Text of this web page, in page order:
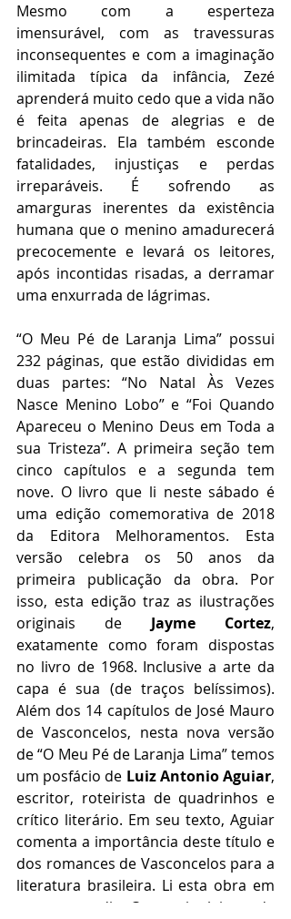
Mesmo com a esperteza
imensurável, com as travessuras
inconsequentes e com a imaginação
ilimitada típica da infância, Zezé
aprenderá muito cedo que a vida não
é feita apenas de alegrias e de
brincadeiras. Ela também esconde
fatalidades, injustiças e perdas
irreparáveis. É sofrendo as
amarguras inerentes da existência
humana que o menino amadurecerá
precocemente e levará os leitores,
após incontidas risadas, a derramar
uma enxurrada de lágrimas.
“O Meu Pé de Laranja Lima” possui
232 páginas, que estão divididas em
duas partes: “No Natal Às Vezes
Nasce Menino Lobo” e “Foi Quando
Apareceu o Menino Deus em Toda a
sua Tristeza”. A primeira seção tem
cinco capítulos e a segunda tem
nove. O livro que li neste sábado é
uma edição comemorativa de 2018
da Editora Melhoramentos. Esta
versão celebra os 50 anos da
primeira publicação da obra. Por
isso, esta edição traz as ilustrações
originais de Jayme Cortez,
exatamente como foram dispostas
no livro de 1968. Inclusive a arte da
capa é sua (de traços belíssimos).
Além dos 14 capítulos de José Mauro
de Vasconcelos, nesta nova versão
de “O Meu Pé de Laranja Lima” temos
um posfácio de Luiz Antonio Aguiar,
escritor, roteirista de quadrinhos e
crítico literário. Em seu texto, Aguiar
comenta a importância deste título e
dos romances de Vasconcelos para a
literatura brasileira. Li esta obra em
apenas um dia. Comecei a leitura de